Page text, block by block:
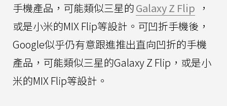
手機產品，可能類似三星的Galaxy Z Flip ，
或是小米的MIX Flip等設計。可凹折手機後，
Google似乎仍有意跟進推出直向凹折的手機
產品，可能類似三星的Galaxy Z Flip，或是小
米的MIX Flip等設計。